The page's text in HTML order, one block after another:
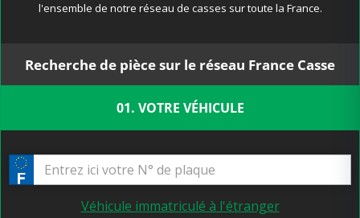
l'ensemble de notre réseau de casses sur toute la France.
Recherche de pièce sur le réseau France Casse
01. VOTRE VÉHICULE
Véhicule immatriculé à l'étranger